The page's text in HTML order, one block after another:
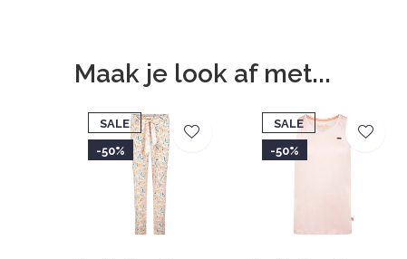
Maak je look af met...
SALE
-50%
SALE
-50%